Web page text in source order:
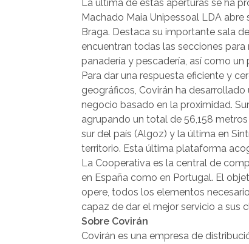
La última de estas aperturas se ha
Machado Maia Unipessoal LDA
Braga. Destaca su importante sala
encuentran todas las secciones
panadería y pescadería, así como un
Para dar una respuesta eficiente y
geográficos, Covirán ha
negocio basado en la proximidad.
agrupando un total de 56,158
sur del país (Algoz) y la última en
territorio. Esta última plataforma
La Cooperativa es la central de
en España como en Portugal. El
opere, todos los elementos
capaz de dar el mejor servicio a sus
Sobre Covirán
Covirán es una empresa de